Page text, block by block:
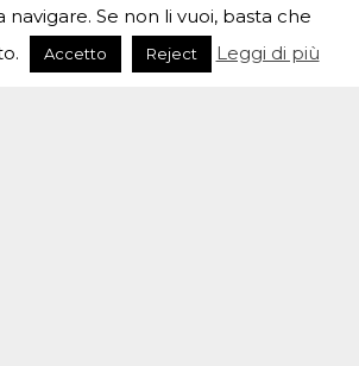
Scarica la nostrabrochureda
tua scuola e…
navigare. Se non li vuoi, basta che
Accetto Reject Leggi di più